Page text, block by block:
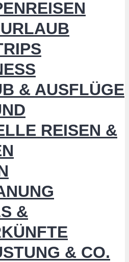
& AUSFLÜGE
REISEN &
&
& CO.